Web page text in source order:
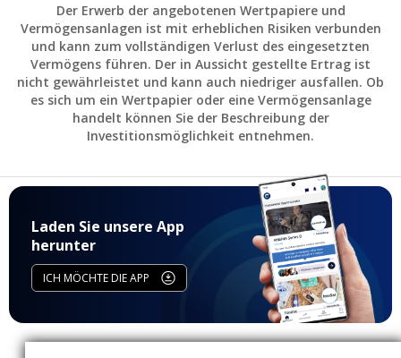
Der Erwerb der angebotenen Wertpapiere und
Vermögensanlagen ist mit erheblichen Risiken verbunden
und kann zum vollständigen Verlust des eingesetzten
Vermögens führen. Der in Aussicht gestellte Ertrag ist
nicht gewährleistet und kann auch niedriger ausfallen. Ob
es sich um ein Wertpapier oder eine Vermögensanlage
handelt können Sie der Beschreibung der
Investitionsmöglichkeit entnehmen.
Laden Sie unsere App
herunter
ICH MÖCHTE DIE APP